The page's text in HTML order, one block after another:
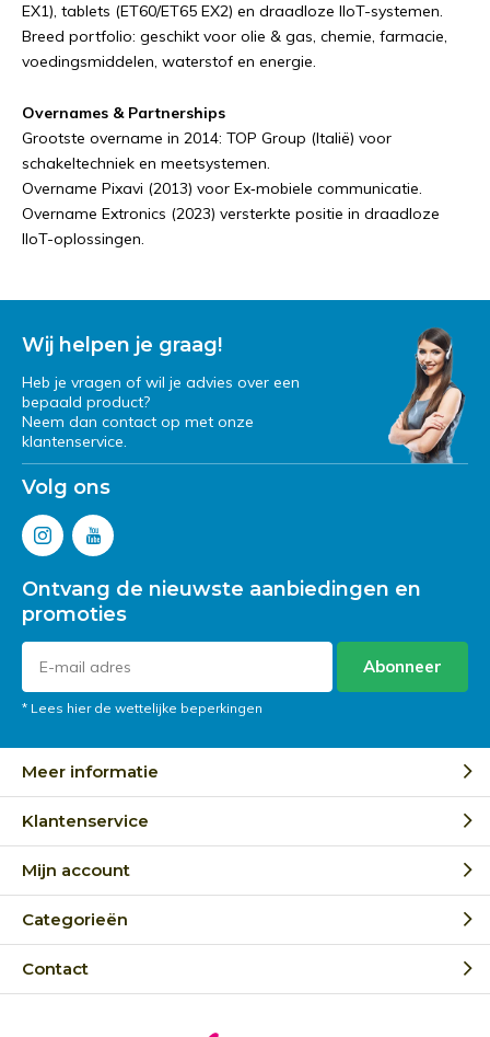
EX1), tablets (ET60/ET65 EX2) en draadloze IIoT-systemen.
Breed portfolio: geschikt voor olie & gas, chemie, farmacie,
voedingsmiddelen, waterstof en energie.
Overnames & Partnerships
Grootste overname in 2014: TOP Group (Italië) voor
schakeltechniek en meetsystemen.
Overname Pixavi (2013) voor Ex‑mobiele communicatie.
Overname Extronics (2023) versterkte positie in draadloze
IIoT-oplossingen.
Wij helpen je graag!
Heb je vragen of wil je advies over een
bepaald product?
Neem dan contact op met onze
klantenservice.
Volg ons
Ontvang de nieuwste aanbiedingen en
promoties
Abonneer
* Lees hier de wettelijke beperkingen
Meer informatie
Klantenservice
Mijn account
Categorieën
Contact